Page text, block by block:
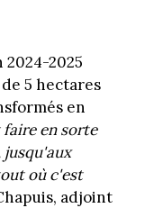
2024-2025
5 hectares
en
en sorte
jusqu'aux
où c'est
adjoint